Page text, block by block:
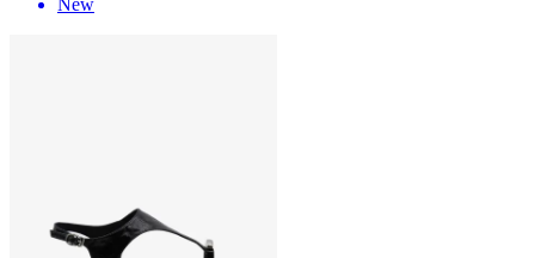
New